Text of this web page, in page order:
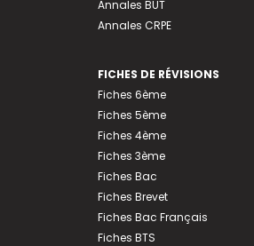
Annales BUT
Annales CRPE
FICHES DE RÉVISIONS
Fiches 6ème
Fiches 5ème
Fiches 4ème
Fiches 3ème
Fiches Bac
Fiches Brevet
Fiches Bac Français
Fiches BTS